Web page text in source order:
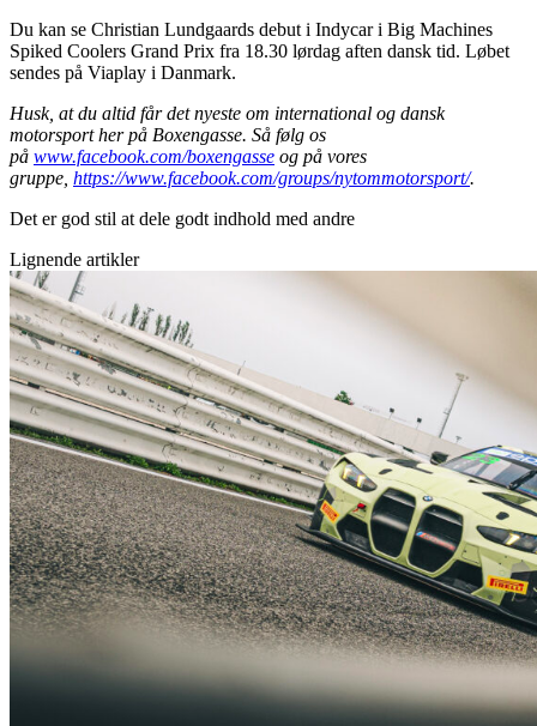
Du kan se Christian Lundgaards debut i Indycar i Big Machines
Spiked Coolers Grand Prix fra 18.30 lørdag aften dansk tid. Løbet
sendes på Viaplay i Danmark.
Husk, at du altid får det nyeste om international og dansk
motorsport her på Boxengasse. Så følg os
på www.facebook.com/boxengasse og på vores
gruppe, https://www.facebook.com/groups/nytommotorsport/.
Det er god stil at dele godt indhold med andre
Lignende artikler